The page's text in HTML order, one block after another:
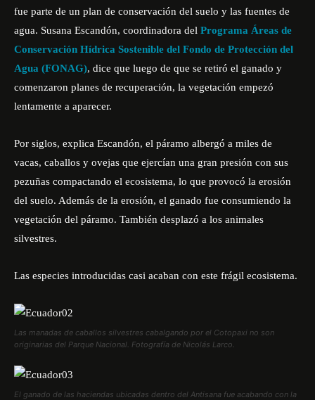
fue parte de un plan de conservación del suelo y las fuentes de
agua. Susana Escandón, coordinadora del Programa Áreas de
Conservación Hídrica Sostenible del Fondo de Protección del
Agua (FONAG), dice que luego de que se retiró el ganado y
comenzaron planes de recuperación, la vegetación empezó
lentamente a aparecer.
Por siglos, explica Escandón, el páramo albergó a miles de
vacas, caballos y ovejas que ejercían una gran presión con sus
pezuñas compactando el ecosistema, lo que provocó la erosión
del suelo. Además de la erosión, el ganado fue consumiendo la
vegetación del páramo. También desplazó a los animales
silvestres.
Las especies introducidas casi acaban con este frágil ecosistema.
Las manadas de caballos silvestres cabalgando por el Cotopaxi no son
originarias del Parque Nacional. Fotografía de Nicolás Larco.
El ganado de las haciendas ubicadas dentro del Antisana fue acabando con la